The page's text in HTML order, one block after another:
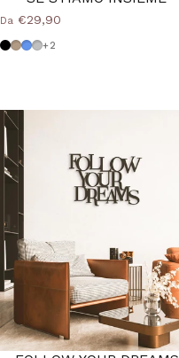
Da €29,90
Nero
Tortora
Azzurro Polvere
Grigio Medio
+2